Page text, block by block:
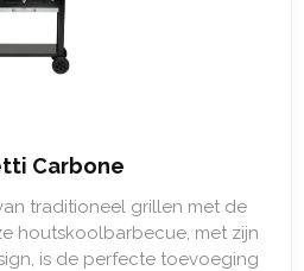
Carbone
traditioneel grillen met de
houtskoolbarbecue, met zijn
is de perfecte toevoeging